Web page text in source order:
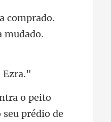
comprado.
prédio de